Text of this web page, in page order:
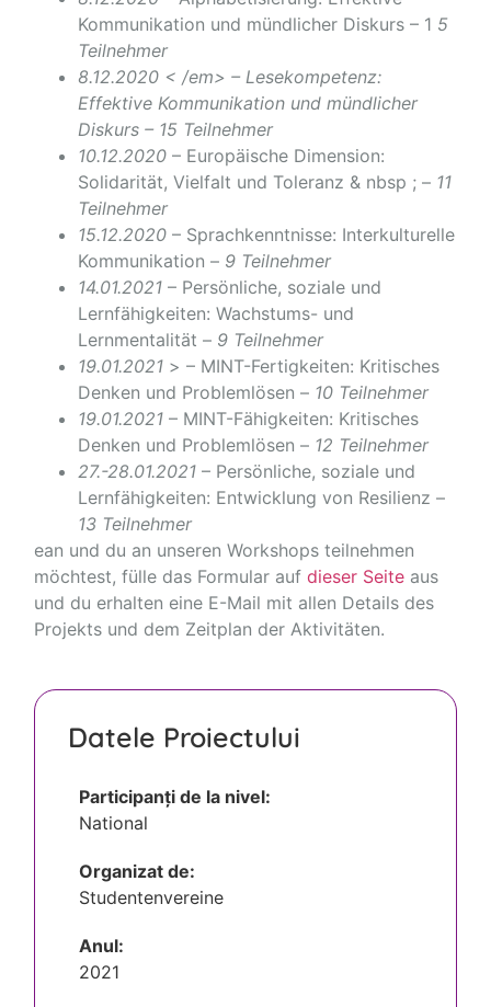
Kommunikation und mündlicher Diskurs – 1 5
Teilnehmer
8.12.2020 < /em> – Lesekompetenz:
Effektive Kommunikation und mündlicher
Diskurs – 15 Teilnehmer
10.12.2020 – Europäische Dimension:
Solidarität, Vielfalt und Toleranz & nbsp ; – 11
Teilnehmer
15.12.2020 – Sprachkenntnisse: Interkulturelle
Kommunikation – 9 Teilnehmer
14.01.2021 – Persönliche, soziale und
Lernfähigkeiten: Wachstums- und
Lernmentalität – 9 Teilnehmer
19.01.2021 > – MINT-Fertigkeiten: Kritisches
Denken und Problemlösen – 10 Teilnehmer
19.01.2021 – MINT-Fähigkeiten: Kritisches
Denken und Problemlösen – 12 Teilnehmer
27.-28.01.2021 – Persönliche, soziale und
Lernfähigkeiten: Entwicklung von Resilienz –
13 Teilnehmer
ean und du an unseren Workshops teilnehmen
möchtest, fülle das Formular aufdieser Seite aus
und du erhalten eine E-Mail mit allen Details des
Projekts und dem Zeitplan der Aktivitäten.
Datele Proiectului
Participanți de la nivel:
National
Organizat de:
Studentenvereine
Anul:
2021